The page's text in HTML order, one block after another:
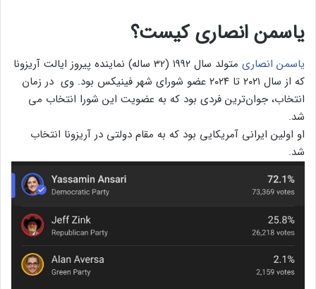
یاسمن انصاری کیست؟
یاسمن انصاری
متولد سال ۱۹۹۲ (32 ساله) نماینده پیروز ایالت آریزونا
که از سال ۲۰۲۱ تا ۲۰۲۴ عضو شورای شهر فینیکس بود. وی در زمان
انتخاب، جوان‌ترین فردی بود که به عضویت این شورا انتخاب می
شد.
او اولین ایرانی آمریکایی بود که به مقام دولتی در آریزونا انتخاب
شد.